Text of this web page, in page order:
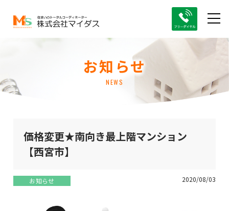
お知らせ
NEWS
価格変更★南向き最上階マンション
【西宮市】
お知らせ 2020/08/03